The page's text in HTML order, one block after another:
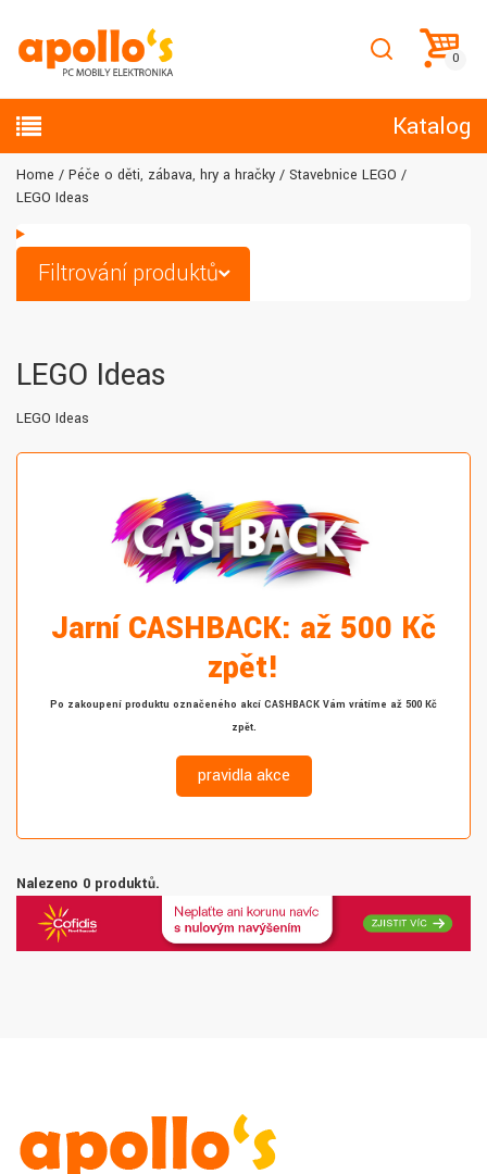
Katalog
Home Péče o děti, zábava, hry a hračky
Stavebnice LEGO
LEGO Ideas
Filtrování produktů
LEGO Ideas
LEGO Ideas
Jarní CASHBACK: až 500 Kč
zpět!
Po zakoupení produktu označeného akcí CASHBACK Vám vrátíme až 500 Kč
zpět.
pravidla akce
Nalezeno 0 produktů.